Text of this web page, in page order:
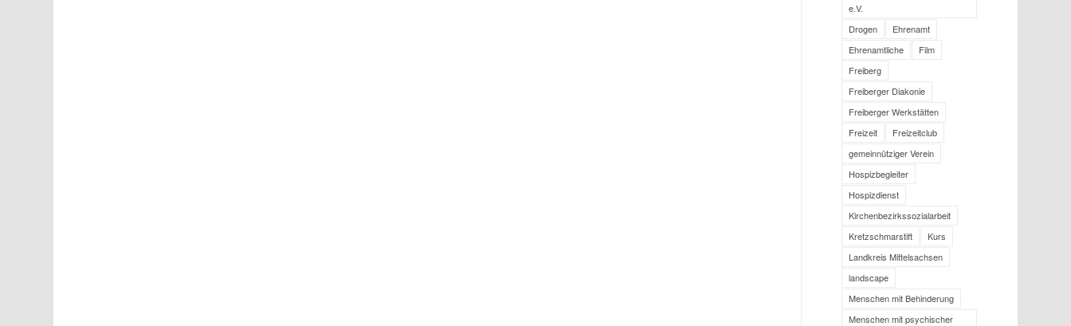
e.V.
Drogen
Ehrenamt
Ehrenamtliche
Film
Freiberg
Freiberger Diakonie
Freiberger Werkstätten
Freizeit
Freizeitclub
gemeinnütziger Verein
Hospizbegleiter
Hospizdienst
Kirchenbezirkssozialarbeit
Kretzschmarstift
Kurs
Landkreis Mittelsachsen
landscape
Menschen mit Behinderung
Menschen mit psychischer